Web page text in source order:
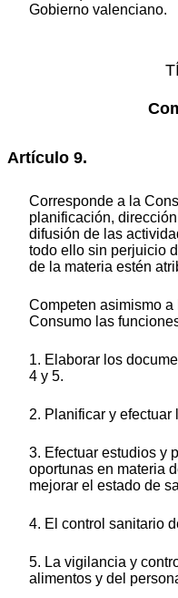
Gobierno valenciano.
Artículo 9.
Corresponde a la
planificación,
difusión de las
todo ello sin perjuicio
de la materia estén
Competen asimismo
Consumo las
1. Elaborar los
4 y 5.
2. Planificar y efectuar
3. Efectuar estudios y
oportunas en materia
mejorar el estado de
4. El control sanitario
5. La vigilancia y
alimentos y del